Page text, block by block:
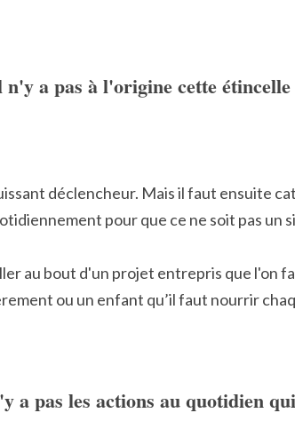
a pas à l'origine cette
déclencheur. Mais il faut ensuite
pour que ce ne soit pas un
au bout d'un projet entrepris que l'on
ou un enfant qu’il faut nourrir
a pas les actions au quotidien